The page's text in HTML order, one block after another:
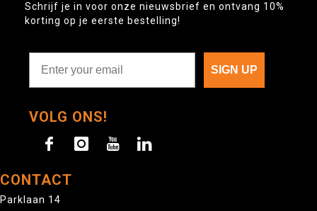
Schrijf je in voor onze nieuwsbrief en ontvang 10%
korting op je eerste bestelling!
SIGN UP
VOLG ONS!
CONTACT
Parklaan 14